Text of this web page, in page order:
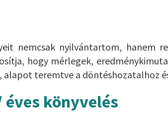
nemcsak nyilvántartom, hanem
hogy mérlegek,
alapot teremtve a döntéshozatalhoz
éves könyvelés